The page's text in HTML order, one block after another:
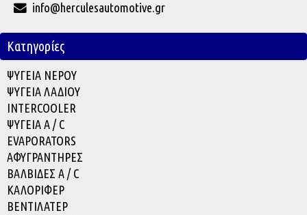
info@herculesautomotive.gr
Κατηγορίες
ΨΥΓΕΙΑ ΝΕΡΟΥ
ΨΥΓΕΙΑ ΛΑΔΙΟΥ
INTERCOOLER
ΨΥΓΕΙΑ A / C
EVAPORATORS
ΑΦΥΓΡΑΝΤΗΡΕΣ
ΒΑΛΒΙΔΕΣ A / C
ΚΑΛΟΡΙΦΕΡ
ΒΕΝΤΙΛΑΤΕΡ